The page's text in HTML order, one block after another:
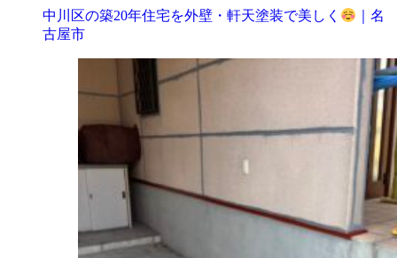
中川区の築20年住宅を外壁・軒天塗装で美しく
｜名
古屋市